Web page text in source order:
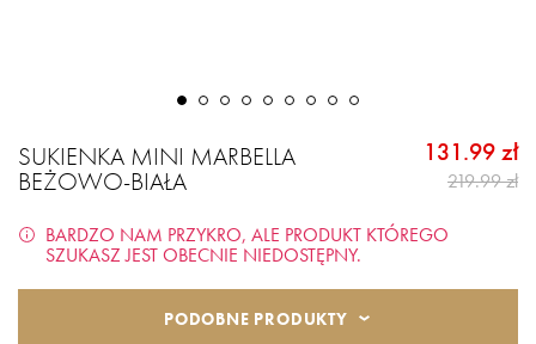
SUKIENKA MINI MARBELLA
BEŻOWO-BIAŁA
131.99 zł
219.99 zł
BARDZO NAM PRZYKRO, ALE PRODUKT KTÓREGO
SZUKASZ JEST OBECNIE NIEDOSTĘPNY.
PODOBNE PRODUKTY